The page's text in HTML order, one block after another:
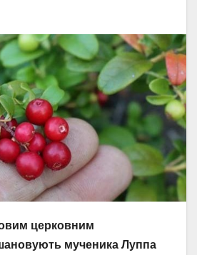
церковним
мученика Луппа